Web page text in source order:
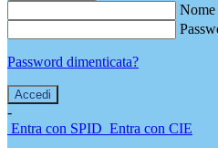
Nome
Password dimenticata?
-
Entra con SPID Entra con CIE